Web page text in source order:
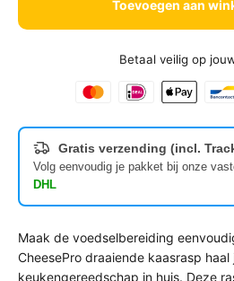
Toevoegen aan
Betaal veilig op
Gratis verzending (incl.
Volg eenvoudig je pakket bij onze
DHL
Maak de voedselbereiding
CheesePro draaiende kaasrasp
keukengereedschap in huis. Deze